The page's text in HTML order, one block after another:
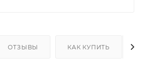
ОТЗЫВЫ КАК КУПИТЬ